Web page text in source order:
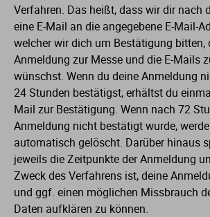
Verfahren. Das heißt, dass wir dir nach
eine E-Mail an die angegebene E-Mail-
welcher wir dich um Bestätigung bitten,
Anmeldung zur Messe und die E-Mails
wünschst. Wenn du deine Anmeldung
24 Stunden bestätigst, erhältst du
Mail zur Bestätigung. Wenn nach 72
Anmeldung nicht bestätigt wurde,
automatisch gelöscht. Darüber hinaus
jeweils die Zeitpunkte der Anmeldung
Zweck des Verfahrens ist, deine
und ggf. einen möglichen Missbrauch
Daten aufklären zu können.